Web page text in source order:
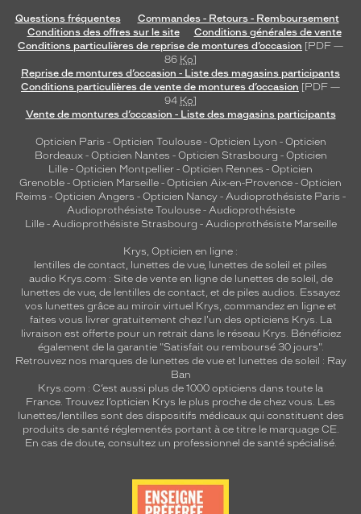
Questions fréquentes
Commandes - Retours - Remboursement
Conditions des offres sur le site
Conditions générales de vente
Conditions particulières de reprise de montures d’occasion [PDF —
86 Ko]
Reprise de montures d’occasion - Liste des magasins participants
Conditions particulières de vente de montures d’occasion [PDF —
94 Ko]
Vente de montures d’occasion - Liste des magasins participants
Opticien Paris - Opticien Toulouse- Opticien Lyon - Opticien
Bordeaux- Opticien Nantes - Opticien Strasbourg - Opticien
Lille - Opticien Montpellier - Opticien Rennes - Opticien
Grenoble - Opticien Marseille - Opticien Aix-en-Provence - Opticien
Reims - Opticien Angers - Opticien Nancy - Audioprothésiste Paris -
Audioprothésiste Toulouse- Audioprothésiste
Lille- Audioprothésiste Strasbourg - Audioprothésiste Marseille
Krys, Opticien en ligne :
lentilles de contact, lunettes de vue, lunettes de soleil et piles
audio Krys.com : Site de vente en ligne de lunettes de soleil, de
lunettes de vue, de lentilles de contact, et de piles audios. Essayez
vos lunettes grâce au miroir virtuel Krys, commandez en ligne et
faites vous livrer gratuitement chez l'un des opticiens Krys. La
livraison est offerte pour un retrait dans le réseau Krys. Bénéficiez
également de la garantie "Satisfait ou remboursé 30 jours".
Retrouvez nos marques de lunettes de vue et lunettes de soleil : Ray
Ban
Krys.com : C’est aussi plus de 1000 opticiens dans toute la
France. Trouvez l’opticien Krys le plus proche de chez vous. Les
lunettes/lentilles sont des dispositifs médicaux qui constituent des
produits de santé réglementés portant à ce titre le marquage CE.
En cas de doute, consultez un professionnel de santé spécialisé.